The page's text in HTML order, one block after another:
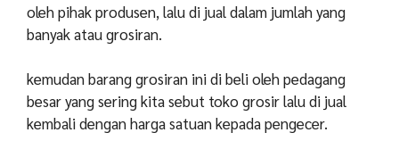
oleh pihak produsen, lalu di jual dalam jumlah yang
banyak atau grosiran.
kemudan barang grosiran ini di beli oleh pedagang
besar yang sering kita sebut toko grosir lalu di jual
kembali dengan harga satuan kepada pengecer.